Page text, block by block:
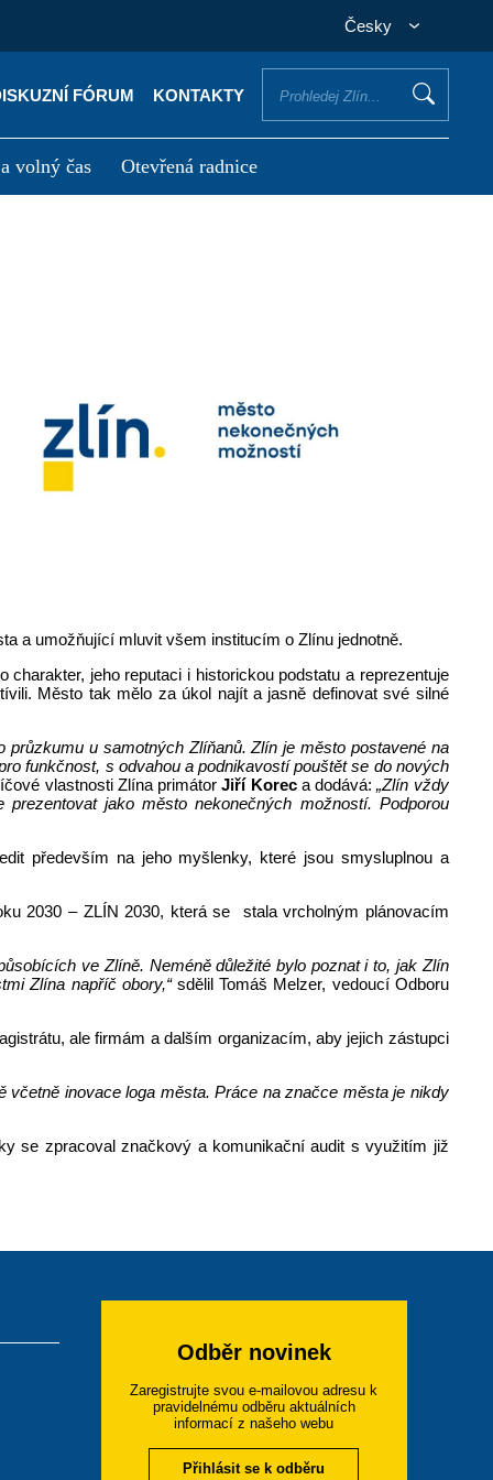
Česky
FÓRUM KONTAKTY
volný čas Otevřená radnice
a umožňující mluvit všem institucím o Zlínu jednotně.
jeho reputaci i historickou podstatu a reprezentuje
Město tak mělo za úkol najít a jasně definovat své silné
u samotných Zlíňanů. Zlín je město postavené na
funkčnost, s odvahou a podnikavostí pouštět se do nových
vlastnosti Zlína primátorJiří Koreca dodává:„Zlín vždy
jako město nekonečných možností. Podporou
především na jeho myšlenky, které jsou smysluplnou a
2030 – ZLÍN 2030, která se stala vrcholným plánovacím
ve Zlíně. Neméně důležité bylo poznat i to, jak Zlín
Zlína napříč obory,“sdělil Tomáš Melzer, vedoucí Odboru
ale firmám a dalším organizacím, aby jejich zástupci
včetně inovace loga města. Práce na značce města je nikdy
se zpracoval značkový a komunikační audit s využitím již
Odběr novinek
Zaregistrujte svou e-mailovou adresu k
pravidelnému odběru aktuálních
informací z našeho webu
Přihlásit se k odběru